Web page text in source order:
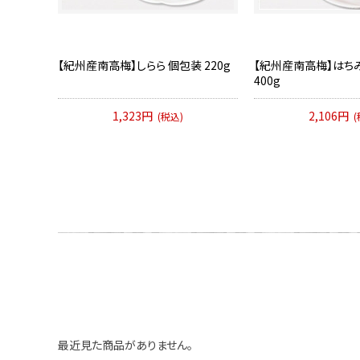
【紀州産南高梅】しらら 個包装 220g
1,323円 (税込)
【紀州産南高梅】は
400g
2,106円 (
最近見た商品がありません。